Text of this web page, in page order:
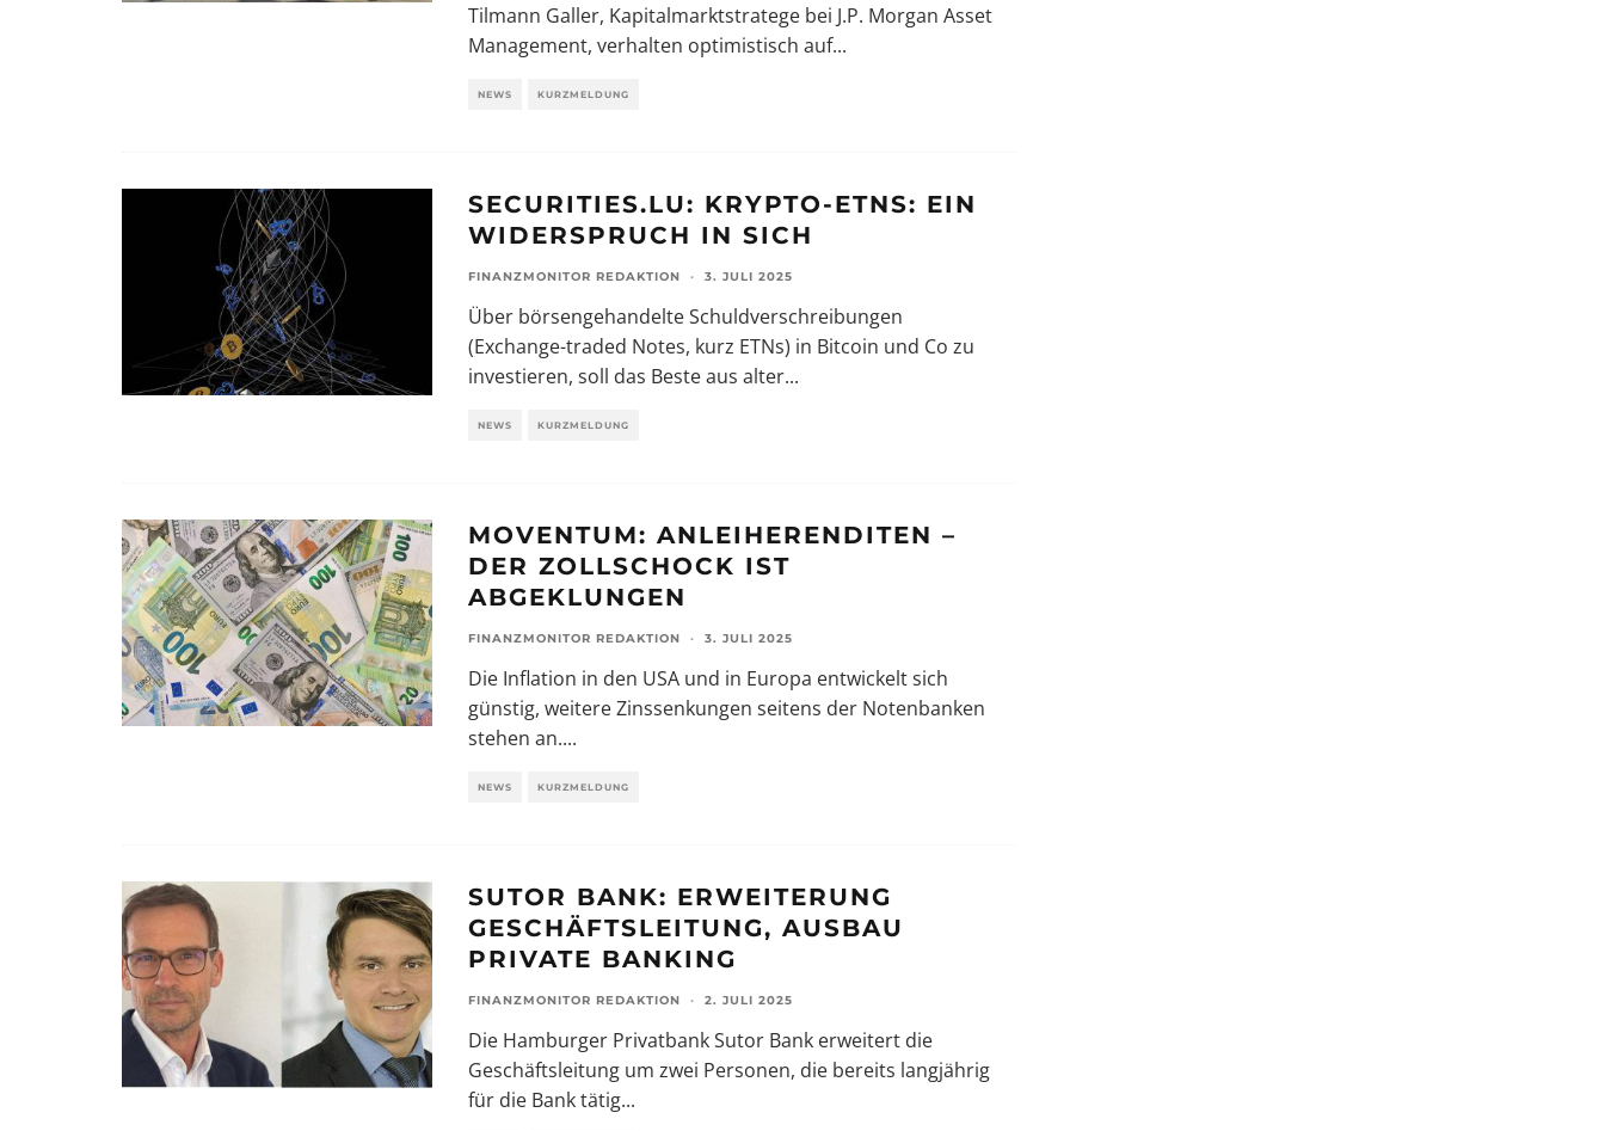
Tilmann Galler, Kapitalmarktstratege bei J.P. Morgan Asset
Management, verhalten optimistisch auf...
NEWS KURZMELDUNG
SECURITIES.LU: KRYPTO-ETNS: EIN
WIDERSPRUCH IN SICH
FINANZMONITOR REDAKTION · 3. JULI 2025
Über börsengehandelte Schuldverschreibungen
(Exchange-traded Notes, kurz ETNs) in Bitcoin und Co zu
investieren, soll das Beste aus alter...
NEWS KURZMELDUNG
MOVENTUM: ANLEIHERENDITEN –
DER ZOLLSCHOCK IST
ABGEKLUNGEN
FINANZMONITOR REDAKTION · 3. JULI 2025
Die Inflation in den USA und in Europa entwickelt sich
günstig, weitere Zinssenkungen seitens der Notenbanken
stehen an....
NEWS KURZMELDUNG
SUTOR BANK: ERWEITERUNG
GESCHÄFTSLEITUNG, AUSBAU
PRIVATE BANKING
FINANZMONITOR REDAKTION · 2. JULI 2025
Die Hamburger Privatbank Sutor Bank erweitert die
Geschäftsleitung um zwei Personen, die bereits langjährig
für die Bank tätig...